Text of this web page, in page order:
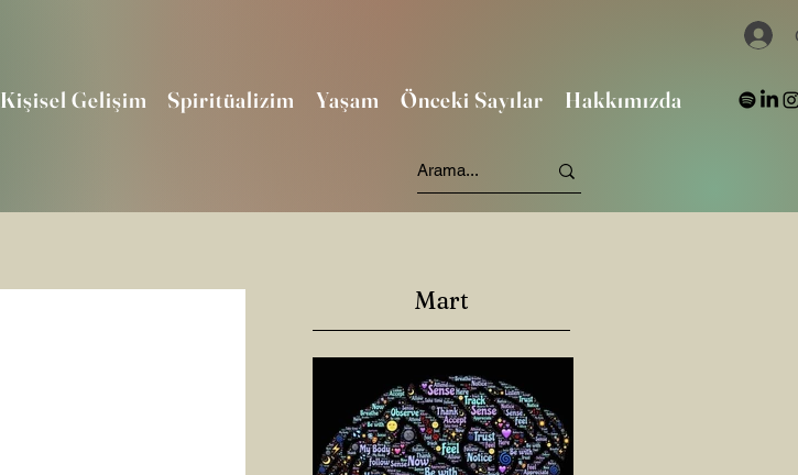
Kişisel Gelişim Spiritüalizim Yaşam Önceki Sayılar Hakkımızda
Mart